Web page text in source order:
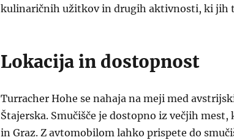
kulinaričnih užitkov in drugih aktivnosti, ki jih
Lokacija in dostopnost
Turracher Hohe se nahaja na meji med
Štajerska. Smučišče je dostopno iz večjih
in Graz. Z avtomobilom lahko prispete do